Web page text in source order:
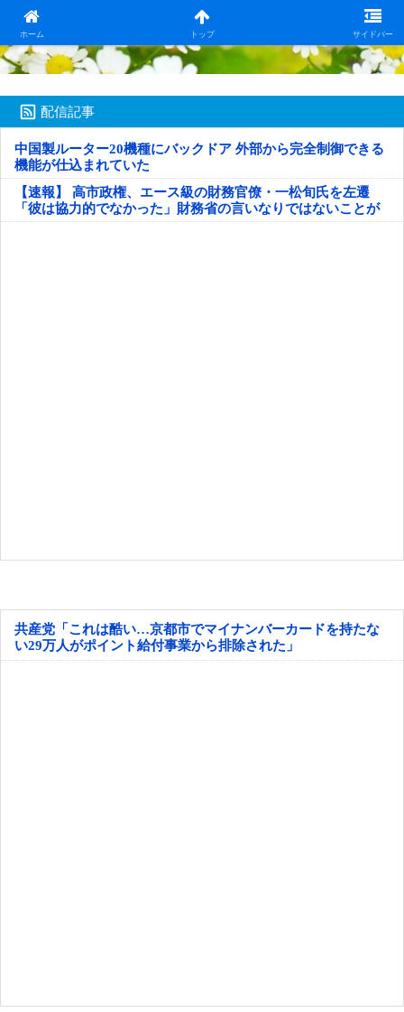
ホーム トップ サイドバー
日本第一！ニュース録
配信記事
中国製ルーター20機種にバックドア 外部から完全制御できる
機能が仕込まれていた
【速報】 高市政権、エース級の財務官僚・一松旬氏を左遷
「彼は協力的でなかった」財務省の言いなりではないことが
判明
共産党「これは酷い…京都市でマイナンバーカードを持たな
い29万人がポイント給付事業から排除された」